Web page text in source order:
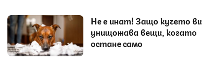
Не е инат! Защо кучето ви
унищожава вещи, когато
остане само